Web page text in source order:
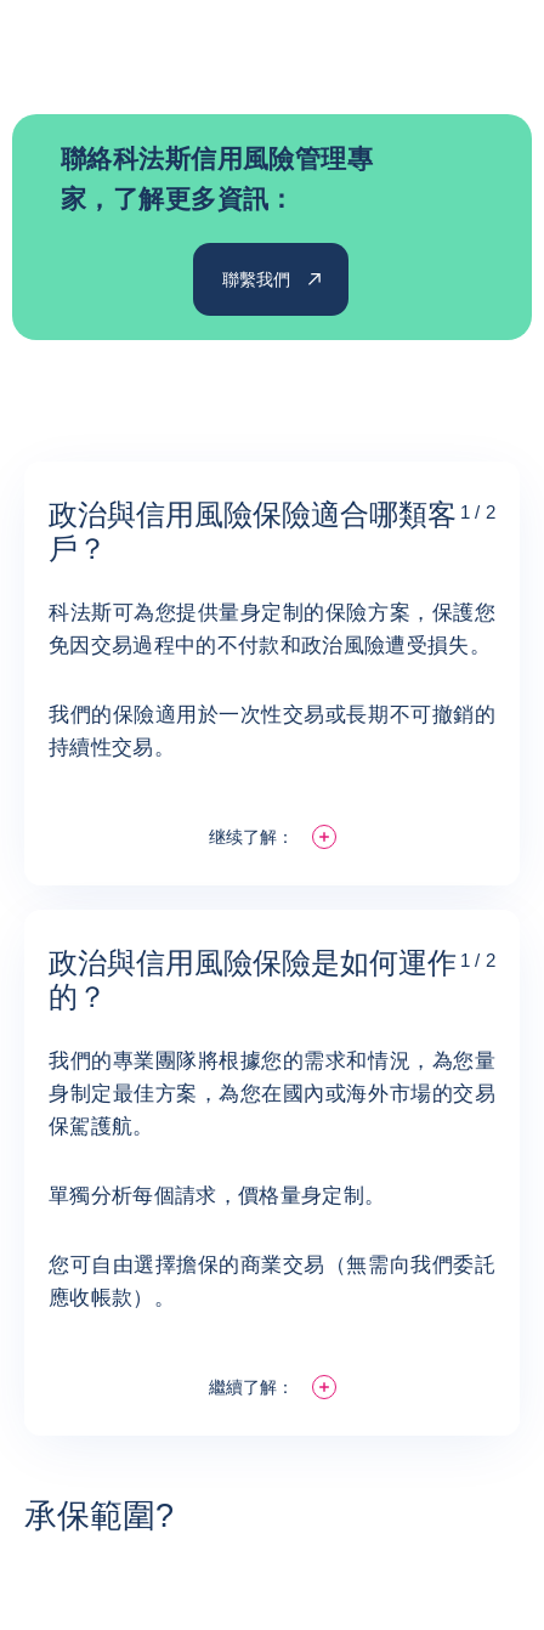
聯絡科法斯信用風險管理專
家，了解更多資訊：
聯繫我們
政治與信用風險保險適合哪類客
戶？
1 / 2
科法斯可為您提供量身定制的保險方案，保護您
免因交易過程中的不付款和政治風險遭受損失。
我們的保險適用於一次性交易或長期不可撤銷的
持續性交易。
继续了解：
政治與信用風險保險是如何運作
的？
1 / 2
我們的專業團隊將根據您的需求和情況，為您量
身制定最佳方案，為您在國內或海外市場的交易
保駕護航。
單獨分析每個請求，價格量身定制。
您可自由選擇擔保的商業交易（無需向我們委託
應收帳款）。
繼續了解：
承保範圍?